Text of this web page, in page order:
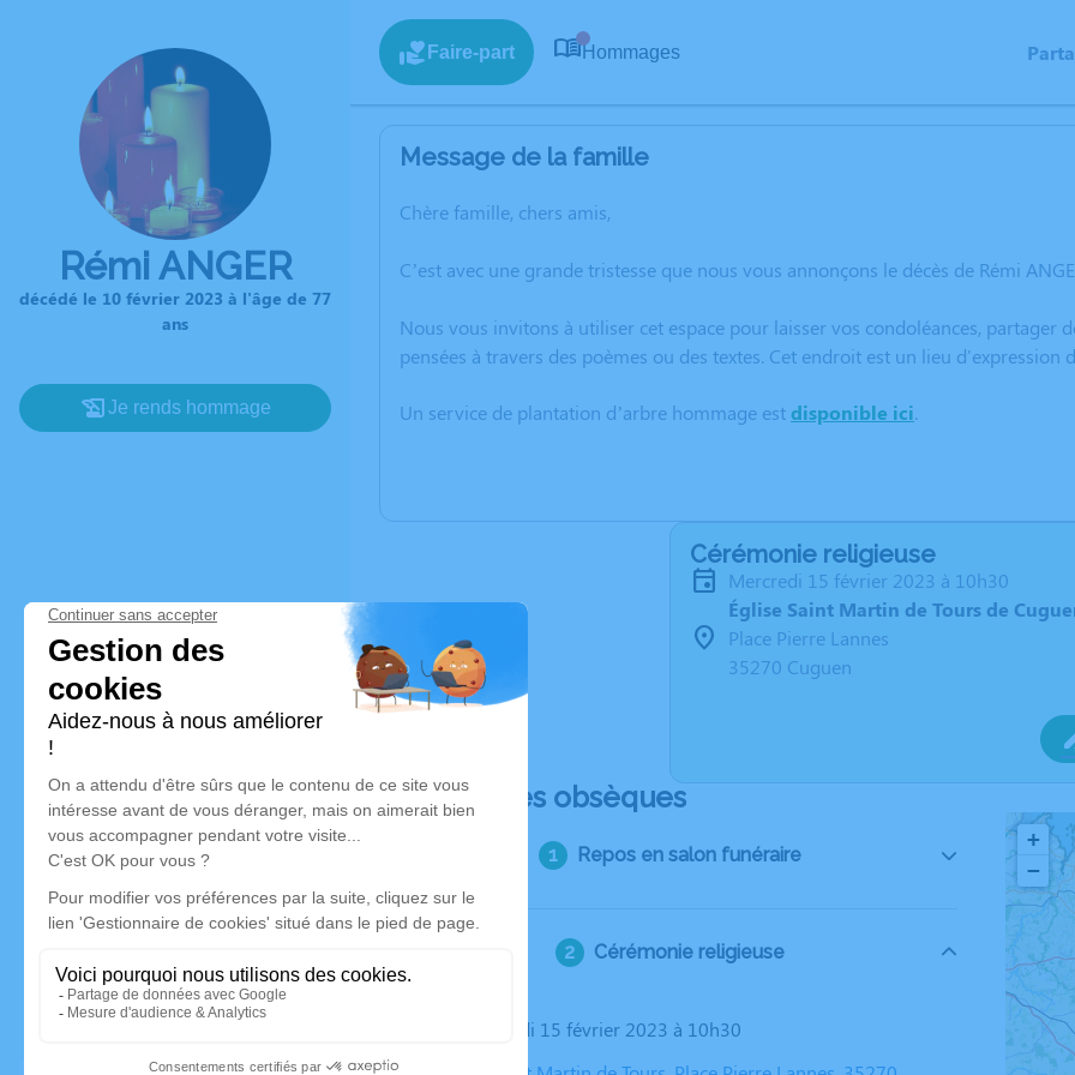
Rémi ANGER
décédé le 10 février 2023 à l'âge de 77
ans
Je rends hommage
Faire-part Hommages
Message de la famille
Chère famille, chers amis,
C’est avec une grande tristesse que nous vous annonçons le décès de Rémi
Nous vous invitons à utiliser cet espace pour laisser vos condoléances, partager
pensées à travers des poèmes ou des textes. Cet endroit est un lieu d'expression
Un service de plantation d’arbre hommage estdisponible ici.
Cérémonie religieuse
mercredi 15 février 2023 à 10h30
Église Saint Martin de Tours de
Place Pierre Lannes
35270 Cuguen
Déroulé des obsèques
Repos en salon funéraire
Cérémonie religieuse
Le mercredi 15 février 2023 à 10h30
+
−